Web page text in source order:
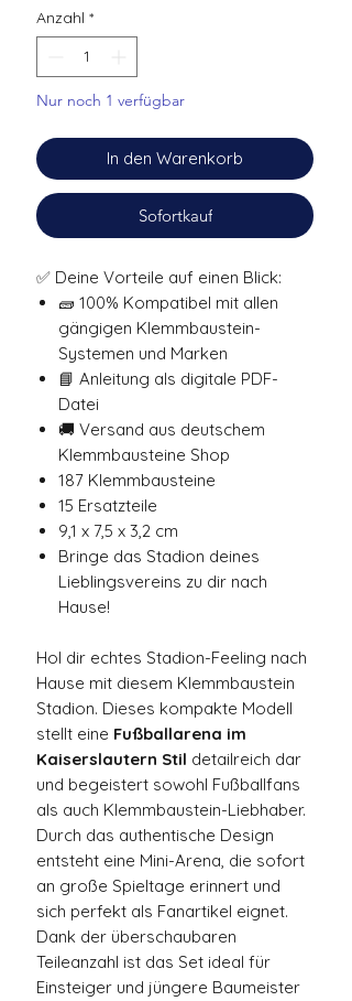
Anzahl *
Nur noch 1 verfügbar
In den Warenkorb
Sofortkauf
✅ Deine Vorteile auf einen Blick:
🧱 100% Kompatibel mit allen
gängigen Klemmbaustein-
Systemen und Marken
📘 Anleitung als digitale PDF-
Datei
🚚 Versand aus deutschem
Klemmbausteine Shop
187 Klemmbausteine
15 Ersatzteile
9,1 x 7,5 x 3,2 cm
Bringe das Stadion deines
Lieblingsvereins zu dir nach
Hause!
Hol dir echtes Stadion-Feeling nach
Hause mit diesem Klemmbaustein
Stadion. Dieses kompakte Modell
stellt eine Fußballarena im
Kaiserslautern Stil detailreich dar
und begeistert sowohl Fußballfans
als auch Klemmbaustein-Liebhaber.
Durch das authentische Design
entsteht eine Mini-Arena, die sofort
an große Spieltage erinnert und
sich perfekt als Fanartikel eignet.
Dank der überschaubaren
Teileanzahl ist das Set ideal für
Einsteiger und jüngere Baumeister